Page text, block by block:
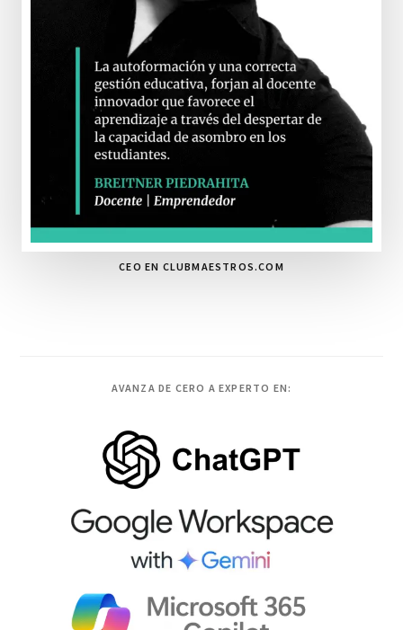
CEO EN CLUBMAESTROS.COM
AVANZA DE CERO A EXPERTO EN: